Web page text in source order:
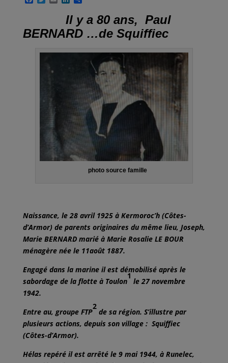
b
o
t
e
l
n
k
e
d
r
t
a
Il y a 80 ans, Paul
BERNARD …de Squiffiec
photo source famille
Naissance, le 28 avril 1925 à Kermoroc’h (Côtes-
d’Armor) de parents originaires du même lieu, Joseph,
Marie BERNARD marié à Marie Rosalie LE BOUR
ménagère née le 11août 1887.
Engagé dans la marine il est démobilisé après le
sabordage de la flotte à Toulon
1
le 27 novembre
1942.
Entre au, groupe FTP
2
de sa région. S’illustre par
plusieurs actions, depuis son village : Squiffiec
(Côtes-d’Armor).
Hélas repéré il est arrêté le 9 mai 1944, à Runelec,